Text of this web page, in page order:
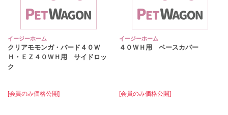
イージーホーム
クリアモモンガ・バード４０Ｗ
Ｈ・ＥＺ４０ＷＨ用 サイドロッ
ク
[会員のみ価格公開]
イージーホーム
４０ＷＨ用 ベースカバー
[会員のみ価格公開]